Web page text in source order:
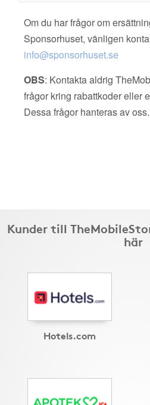
Om du har frågor om
Sponsorhuset, vänligen
info@sponsorhuset.se
OBS: Kontakta aldrig
frågor kring rabattkoder eller
Dessa frågor hanteras av
Kunder till
här
Hotels.com